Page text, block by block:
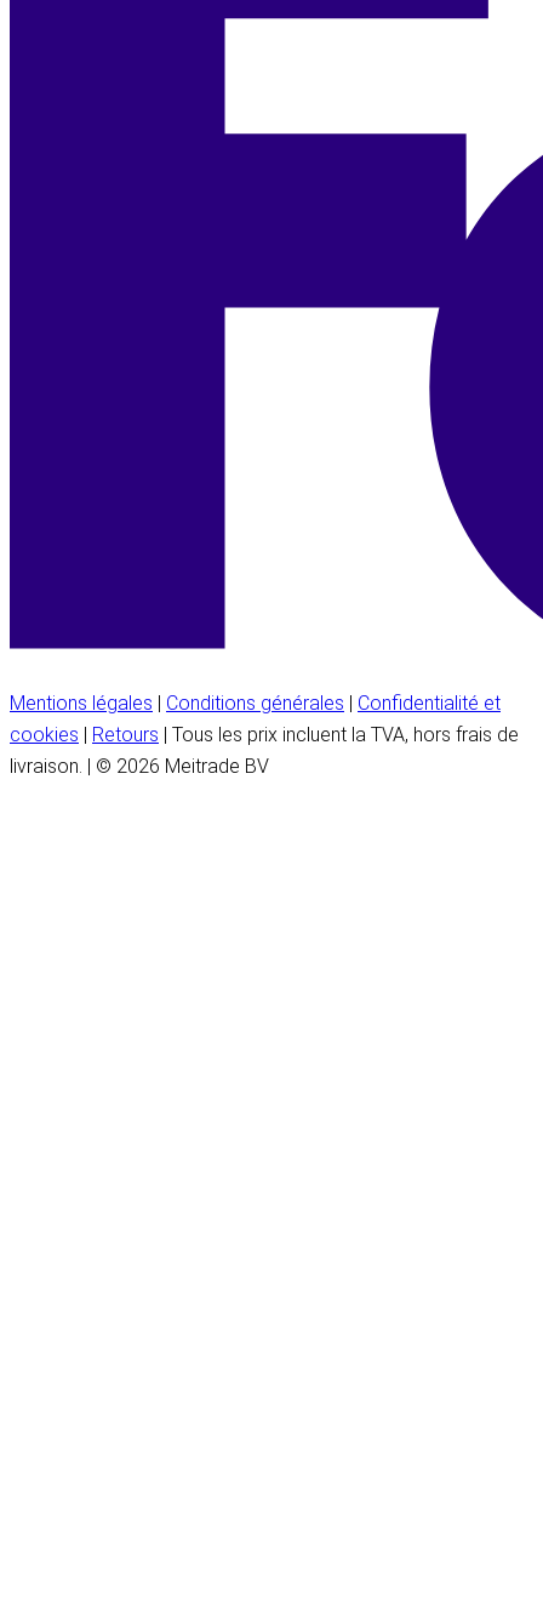
Mentions légales | Conditions générales | Confidentialité et
cookies | Retours | Tous les prix incluent la TVA, hors frais de
livraison. | © 2026 Meitrade BV